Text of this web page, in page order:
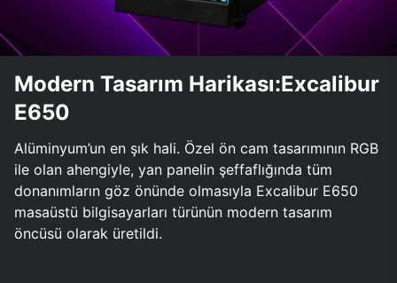
Modern Tasarım Harikası:Excalibur
E650
Alüminyum’un en şık hali. Özel ön cam tasarımının RGB
ile olan ahengiyle, yan panelin şeffaflığında tüm
donanımların göz önünde olmasıyla Excalibur E650
masaüstü bilgisayarları türünün modern tasarım
öncüsü olarak üretildi.